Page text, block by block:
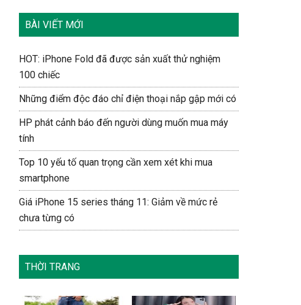
BÀI VIẾT MỚI
HOT: iPhone Fold đã được sản xuất thử nghiệm
100 chiếc
Những điểm độc đáo chỉ điện thoại nắp gập mới có
HP phát cảnh báo đến người dùng muốn mua máy
tính
Top 10 yếu tố quan trọng cần xem xét khi mua
smartphone
Giá iPhone 15 series tháng 11: Giảm về mức rẻ
chưa từng có
THỜI TRANG